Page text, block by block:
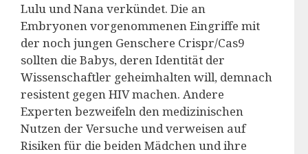
Lulu und Nana verkündet. Die an
Embryonen vorgenommenen Eingriffe mit
der noch jungen Genschere Crispr/Cas9
sollten die Babys, deren Identität der
Wissenschaftler geheimhalten will, demnach
resistent gegen HIV machen. Andere
Experten bezweifeln den medizinischen
Nutzen der Versuche und verweisen auf
Risiken für die beiden Mädchen und ihre